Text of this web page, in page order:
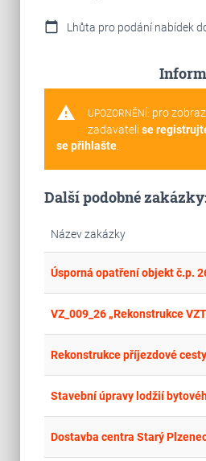
calendar_today Lhůta pro podání nabídek
warning UPOZORNĚNÍ: pro
zadavateli se
se přihlašte.
Další podobné
Název zakázky
Dostavba centra Starý